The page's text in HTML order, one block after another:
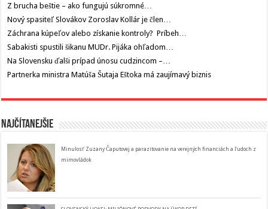
Z brucha beštie – ako fungujú súkromné…
Nový spasiteľ Slovákov Zoroslav Kollár je člen…
Záchrana kúpeľov alebo získanie kontroly? Príbeh…
Sabakisti spustili šikanu MUDr. Pijáka ohľadom…
Na Slovensku ďalši prípad únosu cudzincom –…
Partnerka ministra Matúša Šutaja Eštoka má zaujímavý biznis
Najčítanejšie
Minulosť Zuzany Čaputovej a parazitovanie na verejných financiách a ľudoch z
mimovládok